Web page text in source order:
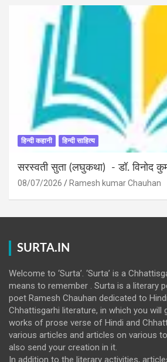
हिन्दी कहानी हिन्दी साहित्य
सरस्वती सुता (लघुकथा) ​- डॉ. विनोद
08/07/2026 Ramesh kumar Chauhan
SURTA.IN
Welcome to ‘Surta’. ‘Surta’ is a
means to remember . Surta is a literary
poet Ramesh Chauhan dedicated to
Chhattisgarhi literature, in which you will
works of prose verse of Hindi and
various articles and articles on various
also send your creation in it.
In addition to the literary activities,